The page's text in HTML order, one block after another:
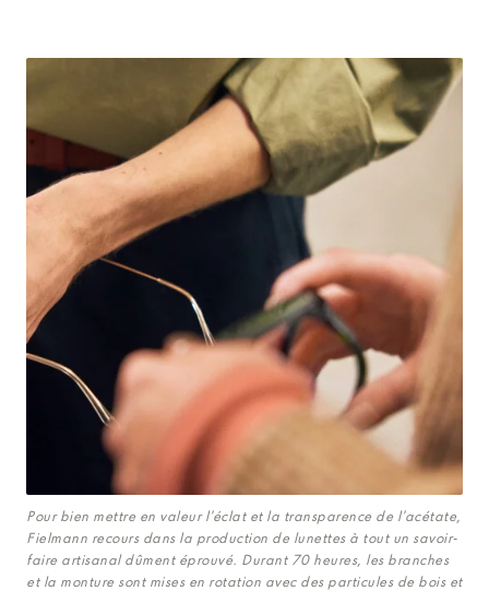
Pour bien mettre en valeur l'éclat et la transparence de l'acétate,
Fielmann recours dans la production de lunettes à tout un savoir-
faire artisanal dûment éprouvé. Durant 70 heures, les branches
et la monture sont mises en rotation avec des particules de bois et